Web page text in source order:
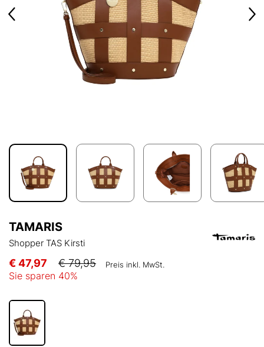
TAMARIS
Shopper TAS Kirsti
€ 47,97 € 79,95 Preis inkl. MwSt.
Sie sparen 40%